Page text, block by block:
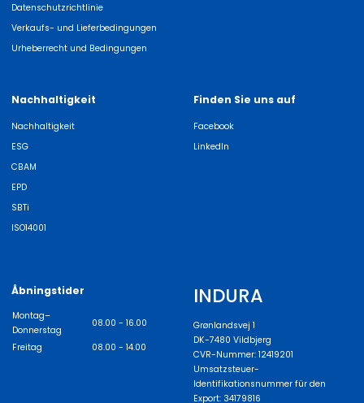
Datenschutzrichtlinie
Verkaufs- und Lieferbedingungen
Urheberrecht und Bedingungen
Nachhaltigkeit
Nachhaltigkeit
ESG
CBAM
EPD
SBTi
ISO14001
Finden Sie uns auf
Facebook
LinkedIn
Åbningstider
Montag–
Donnerstag
08.00 - 16.00
Freitag
08.00 - 14.00
INDURA
Grønlandsvej 1
DK-7480 Vildbjerg
CVR-Nummer: 12419201
Umsatzsteuer-
Identifikationsnummer für den
Export: 34179816